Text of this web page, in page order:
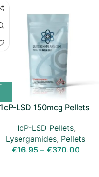
1cP-LSD 150mcg Pellets
1cP-LSD Pellets,
Lysergamides, Pellets
€16.95 – €370.00